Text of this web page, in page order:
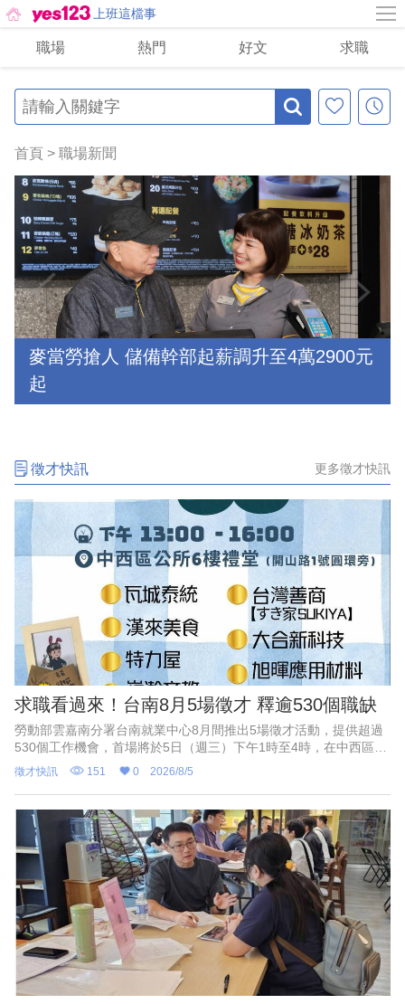
上班這檔事
職場 熱門 好文 求職
首頁 > 職場新聞
麥當勞搶人 儲備幹部起薪調升至4萬2900元
起
徵才快訊 更多徵才快訊
求職看過來！台南8月5場徵才 釋逾530個職缺
勞動部雲嘉南分署台南就業中心8月間推出5場徵才活動，提供超過
530個工作機會，首場將於5日（週三）下午1時至4時，在中西區公
所6樓會議室舉辦「框住父愛，幸福就業」父親節徵才活動，邀集9
家企業現場徵才、4家企業代收履歷，共釋出250個工作機會。
徵才快訊 151 0 2026/8/5